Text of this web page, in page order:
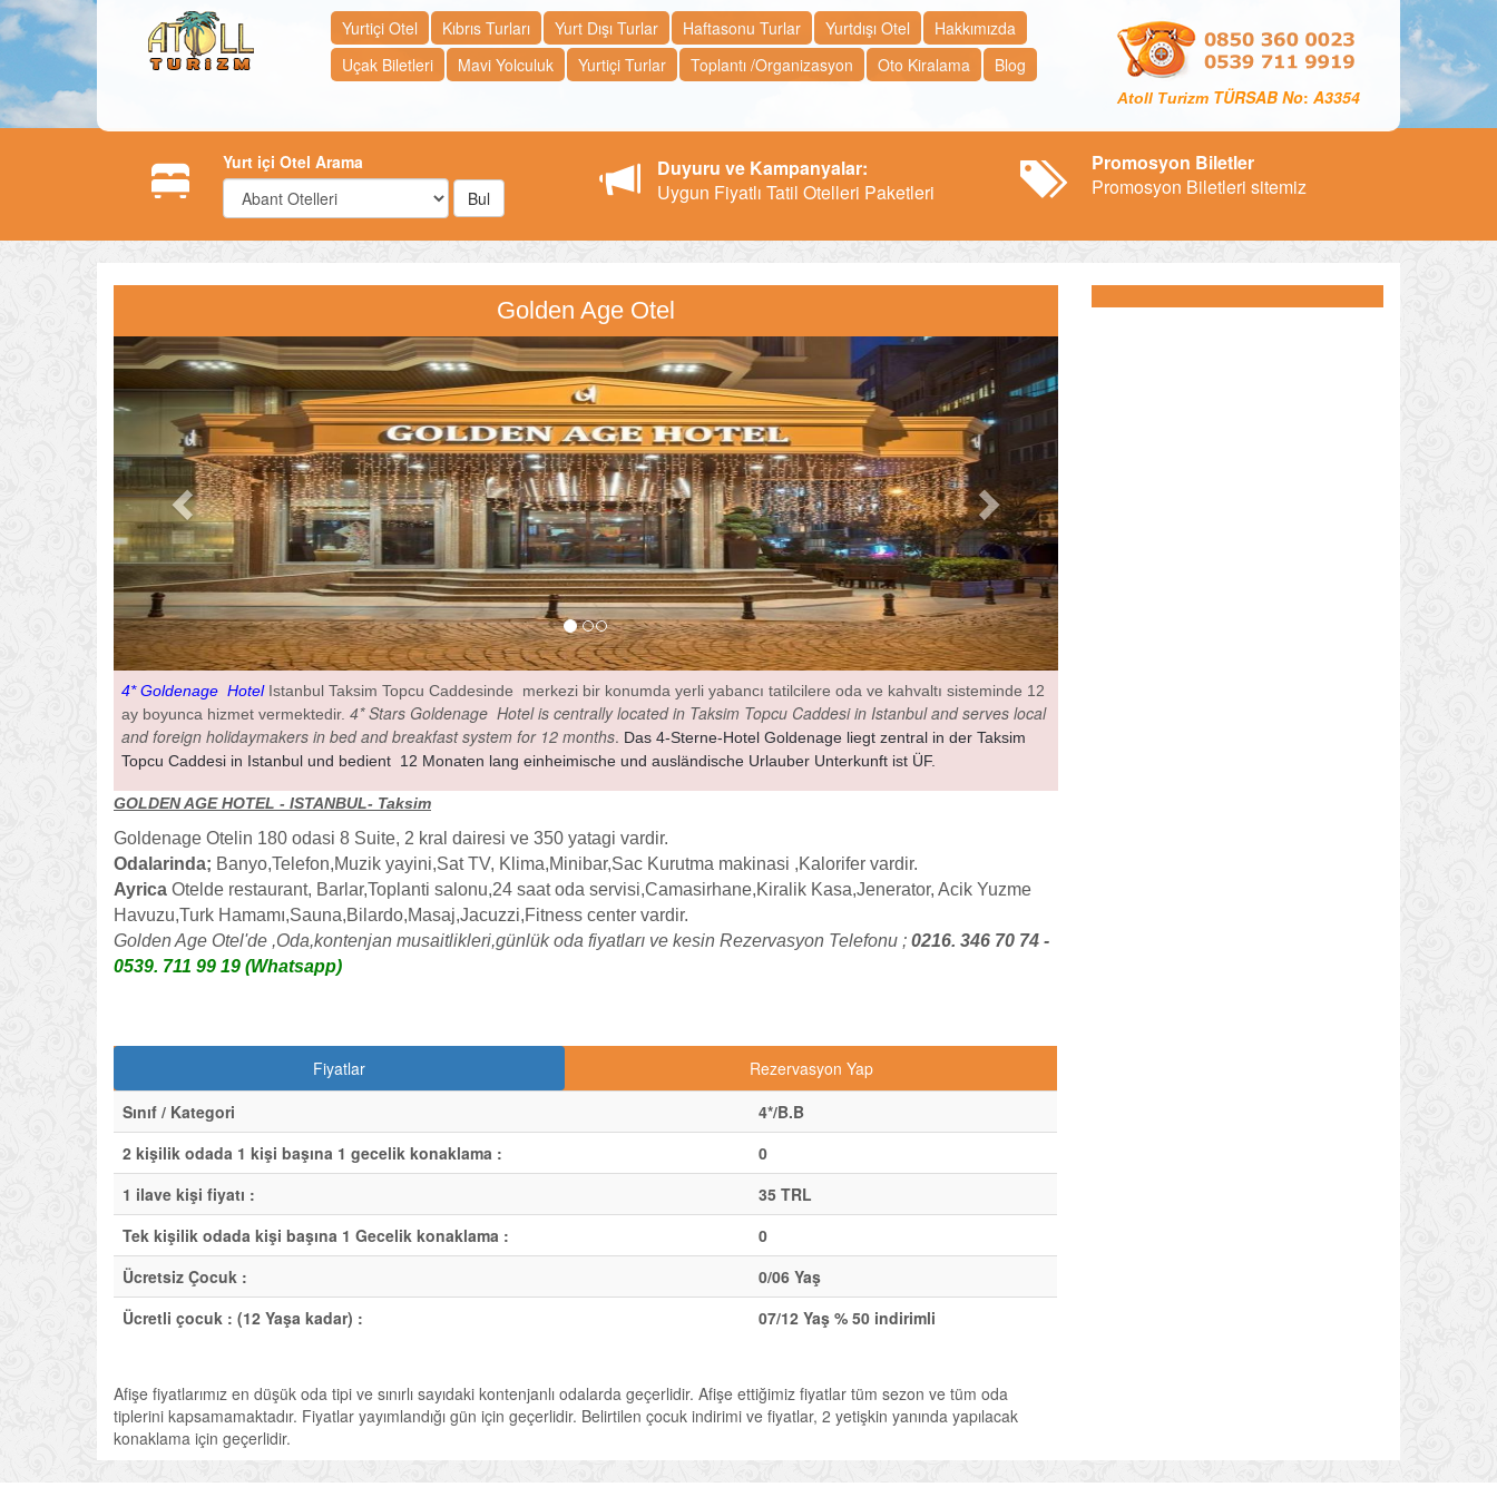
Yurtiçi Otel Kıbrıs Turları Yurt Dışı Turlar Haftasonu Turlar Yurtdışı Otel
Hakkımızda
Uçak Biletleri
Mavi Yolculuk Yurtiçi Turlar Toplantı /Organizasyon Oto Kiralama Blog
Atoll Turizm TÜRSAB No: A3354
Yurt içi Otel Arama
Bul
Duyuru ve Kampanyalar:
Uygun Fiyatlı Tatil Otelleri Paketleri
Promosyon Biletler
Promosyon Biletleri sitemiz
Golden Age Otel
Previous Next
4* Goldenage HotelIstanbul Taksim Topcu Caddesinde merkezi bir konumda yerli yabancı tatilcilere oda ve kahvaltı sisteminde 12
ay boyunca hizmet vermektedir. 4* Stars Goldenage Hotel is centrally located in Taksim Topcu Caddesi in Istanbul and serves local
and foreign holidaymakers in bed and breakfast system for 12 months. Das 4-Sterne-Hotel Goldenage liegt zentral in der Taksim
Topcu Caddesi in Istanbul und bedient 12 Monaten lang einheimische und ausländische Urlauber Unterkunft ist ÜF.
GOLDEN AGE HOTEL - ISTANBUL- Taksim
Goldenage Otelin 180 odasi 8 Suite, 2 kral dairesi ve 350 yatagi vardir.
Odalarinda; Banyo,Telefon,Muzik yayini,Sat TV, Klima,Minibar,Sac Kurutma makinasi ,Kalorifer vardir.
Ayrica Otelde restaurant, Barlar,Toplanti salonu,24 saat oda servisi,Camasirhane,Kiralik Kasa,Jenerator, Acik Yuzme
Havuzu,Turk Hamamı,Sauna,Bilardo,Masaj,Jacuzzi,Fitness center vardir.
Golden Age Otel'de ,Oda,kontenjan musaitlikleri,günlük oda fiyatları ve kesin Rezervasyon Telefonu ; 0216. 346 70 74 -
0539. 711 99 19 (Whatsapp)
Fiyatlar
Rezervasyon Yap
Sınıf / Kategori
4*/B.B
2 kişilik odada 1 kişi başına 1 gecelik konaklama :
0
1 ilave kişi fiyatı :
35 TRL
Tek kişilik odada kişi başına 1 Gecelik konaklama :
0
Ücretsiz Çocuk :
0/06 Yaş
Ücretli çocuk : (12 Yaşa kadar) :
07/12 Yaş % 50 indirimli
Afişe fiyatlarımız en düşük oda tipi ve sınırlı sayıdaki kontenjanlı odalarda geçerlidir. Afişe ettiğimiz fiyatlar tüm sezon ve tüm oda
tiplerini kapsamamaktadır. Fiyatlar yayımlandığı gün için geçerlidir. Belirtilen çocuk indirimi ve fiyatlar, 2 yetişkin yanında yapılacak
konaklama için geçerlidir.